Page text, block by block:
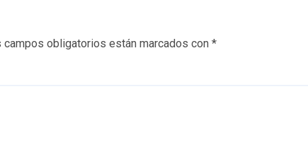
campos obligatorios están marcados con *